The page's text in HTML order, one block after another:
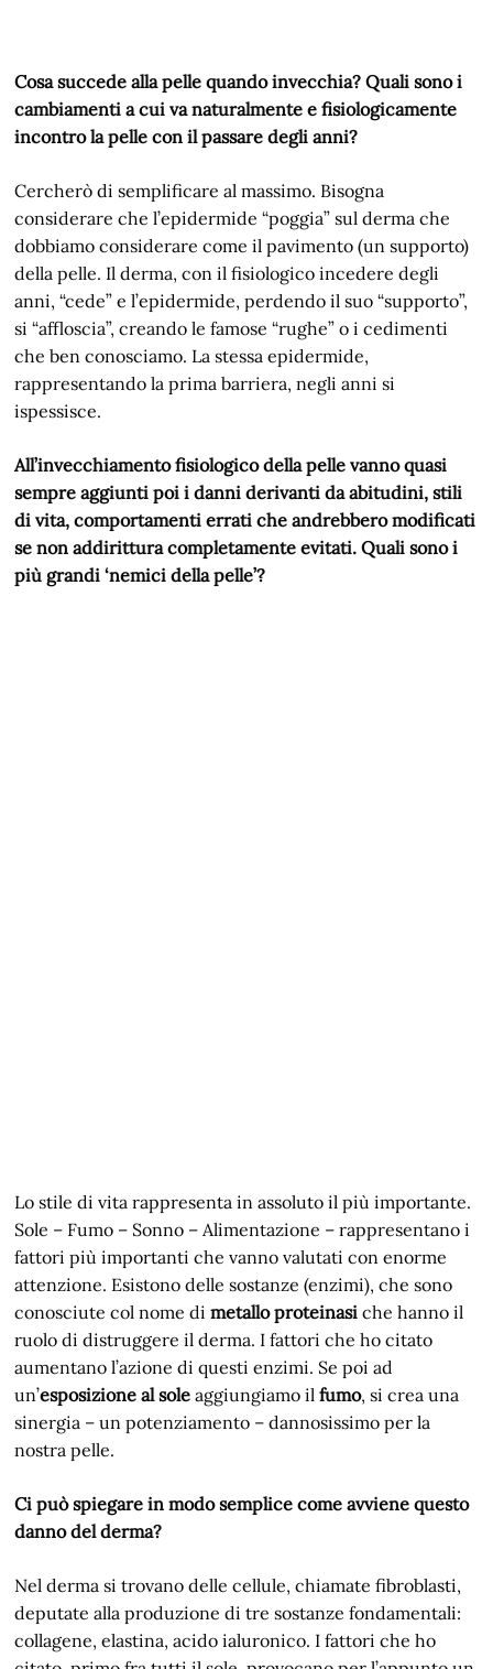
Cosa succede alla pelle quando invecchia? Quali sono i
cambiamenti a cui va naturalmente e fisiologicamente
incontro la pelle con il passare degli anni?
Cercherò di semplificare al massimo. Bisogna
considerare che l’epidermide “poggia” sul derma che
dobbiamo considerare come il pavimento (un supporto)
della pelle. Il derma, con il fisiologico incedere degli
anni, “cede” e l’epidermide, perdendo il suo “supporto”,
si “affloscia”, creando le famose “rughe” o i cedimenti
che ben conosciamo. La stessa epidermide,
rappresentando la prima barriera, negli anni si
ispessisce.
All’invecchiamento fisiologico della pelle vanno quasi
sempre aggiunti poi i danni derivanti da abitudini, stili
di vita, comportamenti errati che andrebbero modificati
se non addirittura completamente evitati. Quali sono i
più grandi ‘nemici della pelle’?
Lo stile di vita rappresenta in assoluto il più importante.
Sole – Fumo – Sonno – Alimentazione – rappresentano i
fattori più importanti che vanno valutati con enorme
attenzione. Esistono delle sostanze (enzimi), che sono
conosciute col nome dimetallo proteinasi che hanno il
ruolo di distruggere il derma. I fattori che ho citato
aumentano l’azione di questi enzimi. Se poi ad
un’esposizione al soleaggiungiamo ilfumo, si crea una
sinergia – un potenziamento – dannosissimo per la
nostra pelle.
Ci può spiegare in modo semplice come avviene questo
danno del derma?
Nel derma si trovano delle cellule, chiamate fibroblasti,
deputate alla produzione di tre sostanze fondamentali:
collagene, elastina, acido ialuronico. I fattori che ho